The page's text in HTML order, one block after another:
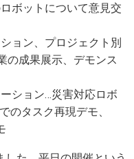
ボットについて意見交
ョン、プロジェクト別
の成果展示、デモンス
ション…災害対応ロボ
のタスク再現デモ、